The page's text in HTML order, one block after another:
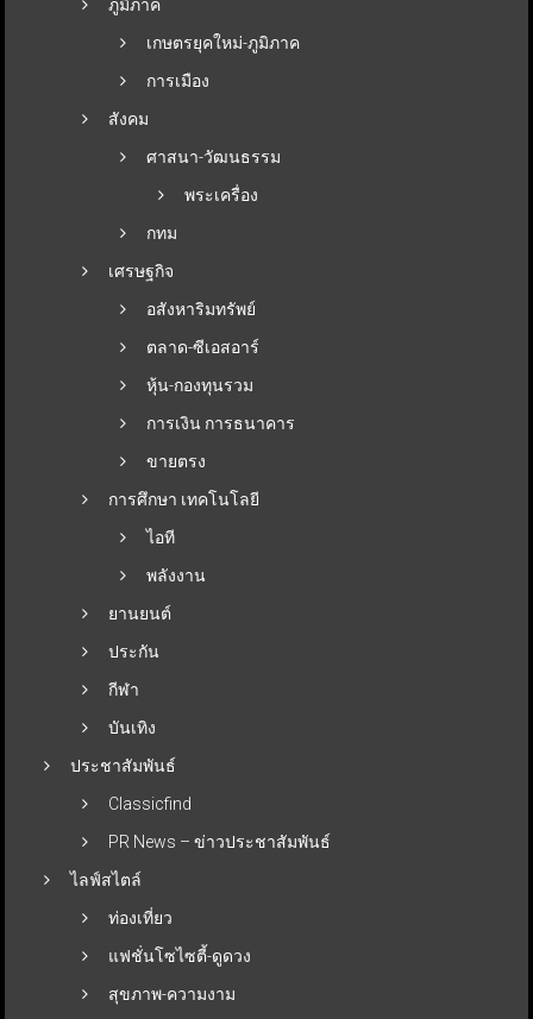
ภูมิภาค
เกษตรยุคใหม่-ภูมิภาค
การเมือง
สังคม
ศาสนา-วัฒนธรรม
พระเครื่อง
กทม
เศรษฐกิจ
อสังหาริมทรัพย์
ตลาด-ซีเอสอาร์
หุ้น-กองทุนรวม
การเงิน การธนาคาร
ขายตรง
การศึกษา เทคโนโลยี
ไอที
พลังงาน
ยานยนต์
ประกัน
กีฬา
บันเทิง
ประชาสัมพันธ์
Classicfind
PR News – ข่าวประชาสัมพันธ์
ไลฟ์สไตล์
ท่องเที่ยว
แฟชั่นโซไซตี้-ดูดวง
สุขภาพ-ความงาม